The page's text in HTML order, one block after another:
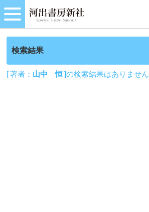
検索結果
[ 著者： 山中 恒]の検索結果はありません